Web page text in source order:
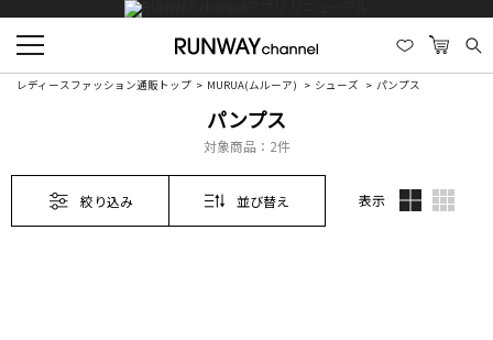
レディースファッション通販トップ MURUA(ムルーア) シューズ パンプス
パンプス
対象商品： 2件
絞り込み 並び替え 表示